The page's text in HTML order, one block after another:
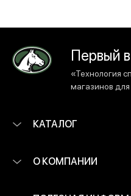
Первый
«Технология
магазинов
КАТАЛОГ
О КОМПАНИИ